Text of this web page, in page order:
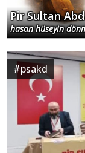
Pir Sultan
hasan hüseyin
#psakd